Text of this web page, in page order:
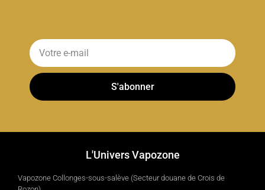
S'abonner
L'Univers Vapozone
Vapozone Collonges-sous-salève (Secteur douane de Crois de